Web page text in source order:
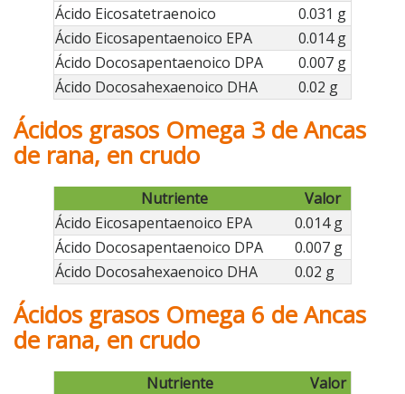
Ácido Eicosatetraenoico
0.031 g
Ácido Eicosapentaenoico EPA
0.014 g
Ácido Docosapentaenoico DPA
0.007 g
Ácido Docosahexaenoico DHA
0.02 g
Ácidos grasos Omega 3 de Ancas
de rana, en crudo
Nutriente
Valor
Ácido Eicosapentaenoico EPA
0.014 g
Ácido Docosapentaenoico DPA
0.007 g
Ácido Docosahexaenoico DHA
0.02 g
Ácidos grasos Omega 6 de Ancas
de rana, en crudo
Nutriente
Valor